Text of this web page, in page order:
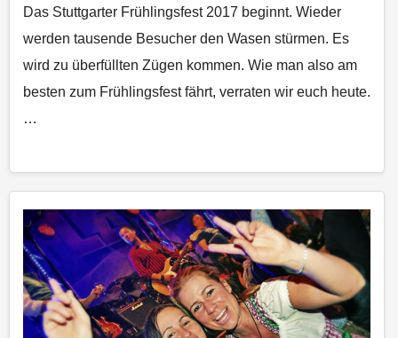
Das Stuttgarter Frühlingsfest 2017 beginnt. Wieder
werden tausende Besucher den Wasen stürmen. Es
wird zu überfüllten Zügen kommen. Wie man also am
besten zum Frühlingsfest fährt, verraten wir euch heute.
…